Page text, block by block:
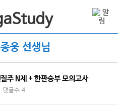
웅 선생님
주 N제 + 한판승부 모의고사
글수 4